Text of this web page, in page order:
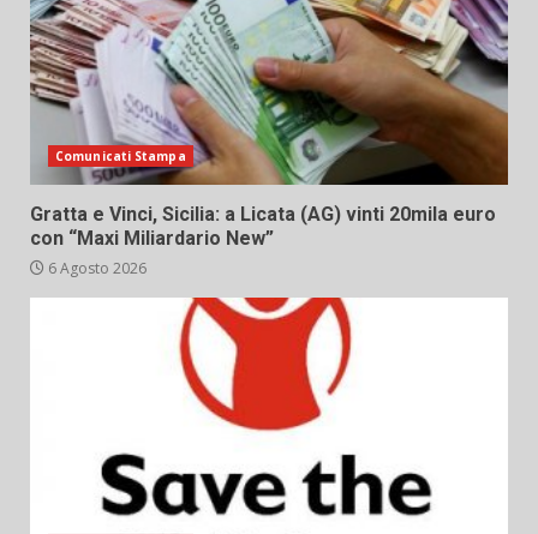
Comunicati Stampa
Gratta e Vinci, Sicilia: a Licata (AG) vinti 20mila euro
con “Maxi Miliardario New”
6 Agosto 2026